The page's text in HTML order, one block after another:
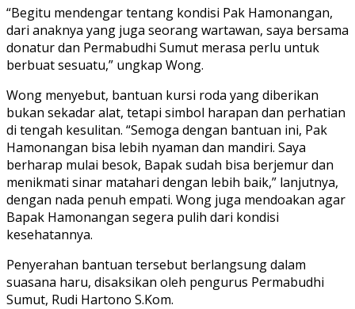
“Begitu mendengar tentang kondisi Pak Hamonangan,
dari anaknya yang juga seorang wartawan, saya bersama
donatur dan Permabudhi Sumut merasa perlu untuk
berbuat sesuatu,” ungkap Wong.
Wong menyebut, bantuan kursi roda yang diberikan
bukan sekadar alat, tetapi simbol harapan dan perhatian
di tengah kesulitan. “Semoga dengan bantuan ini, Pak
Hamonangan bisa lebih nyaman dan mandiri. Saya
berharap mulai besok, Bapak sudah bisa berjemur dan
menikmati sinar matahari dengan lebih baik,” lanjutnya,
dengan nada penuh empati. Wong juga mendoakan agar
Bapak Hamonangan segera pulih dari kondisi
kesehatannya.
Penyerahan bantuan tersebut berlangsung dalam
suasana haru, disaksikan oleh pengurus Permabudhi
Sumut, Rudi Hartono S.Kom.